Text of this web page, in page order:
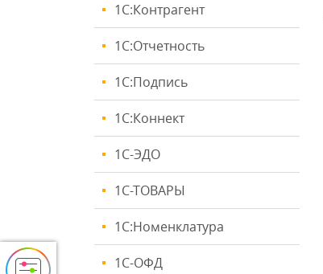
1С:Контрагент
1С:Отчетность
1С:Подпись
1С:Коннект
1С-ЭДО
1С-ТОВАРЫ
1С:Номенклатура
1С-ОФД